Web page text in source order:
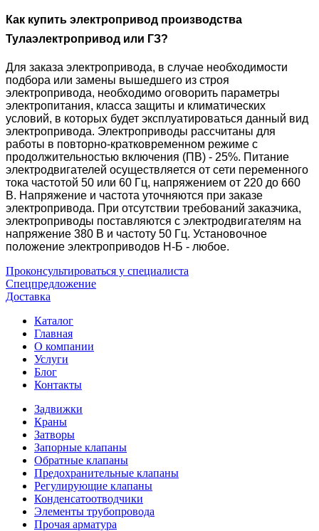
Как купить электропривод производства
Тулаэлектропривод или ГЗ?
Для заказа электропривода, в случае необходимости
подбора или замены вышедшего из строя
электропривода, необходимо оговорить параметры
электропитания, класса защиты и климатических
условий, в которых будет эксплуатироваться данный вид
электропривода. Электроприводы рассчитаны для
работы в повторно-кратковременном режиме с
продолжительностью включения (ПB) - 25%. Питание
электродвигателей осуществляется от сети переменного
тока частотой 50 или 60 Гц, напряжением от 220 до 660
В. Напряжение и частота уточняются при заказе
электропривода. При отсутствии требований заказчика,
электроприводы поставляются с электродвигателям на
напряжение 380 В и частоту 50 Гц. Установочное
положение электроприводов Н-Б - любое.
Проконсультироваться у специалиста
Спецпредложение
Доставка
Каталог
Главная
О компании
Услуги
Блог
Контакты
Задвижки
Краны
Затворы
Запорные клапаны
Обратные клапаны
Предохранительные клапаны
Регулирующие клапаны
Конденсатоотводчики
Элементы трубопровода
Прочая арматура